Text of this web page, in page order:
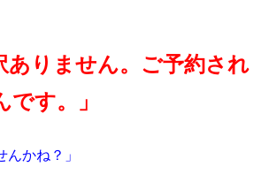
ありません。ご予約され
す。」
んかね？」